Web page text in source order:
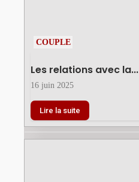
COUPLE
Les relations avec la...
16 juin 2025
Lire la suite